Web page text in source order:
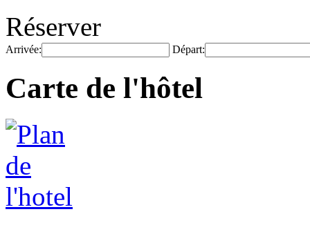
Réserver
Arrivée: Départ:
Carte de l'hôtel